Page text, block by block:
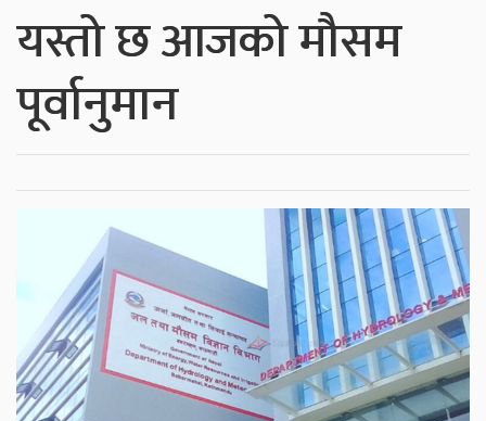
यस्तो छ आजको मौसम
पूर्वानुमान